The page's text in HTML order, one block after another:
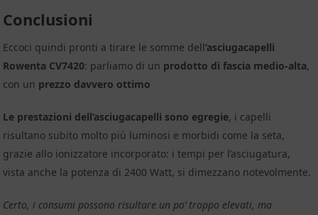
Conclusioni
Eccoci quindi pronti a tirare le somme dell‘asciugacapelli
Rowenta CV7420: parliamo di un prodotto di fascia medio-alta,
con un prezzo davvero ottimo
Le prestazioni dell’asciugacapelli sono egregie, i capelli
risultano subito molto più luminosi e morbidi come la seta,
grazie allo ionizzatore incorporato: i tempi per l’asciugatura,
vista anche la potenza di 2400 Watt, si dimezzano notevolmente.
Certo, i consumi possono risultare un po’ troppo elevati, ma